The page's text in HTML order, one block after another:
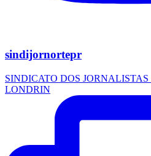
sindijornortepr
SINDICATO DOS
LONDRIN